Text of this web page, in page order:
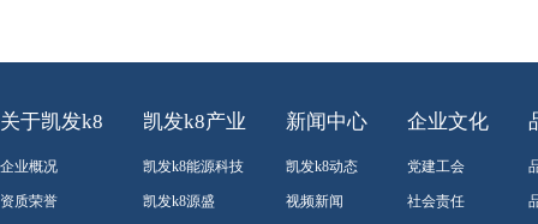
关于凯发k8
企业概况
资质荣誉
凯发k8产业
凯发k8能源科技
凯发k8源盛
新闻中心
凯发k8动态
视频新闻
企业文化
党建工会
社会责任